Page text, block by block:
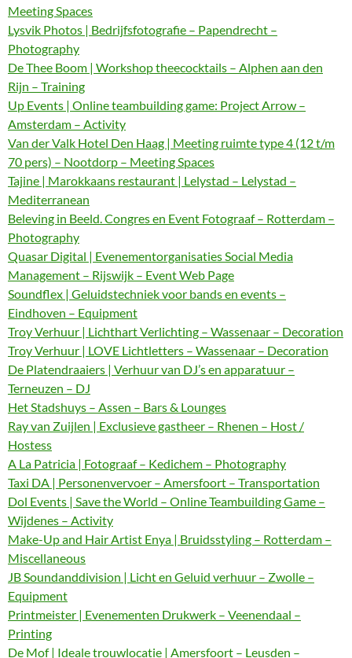
Meeting Spaces
Lysvik Photos | Bedrijfsfotografie – Papendrecht –
Photography
De Thee Boom | Workshop theecocktails – Alphen aan den
Rijn – Training
Up Events | Online teambuilding game: Project Arrow –
Amsterdam – Activity
Van der Valk Hotel Den Haag | Meeting ruimte type 4 (12 t/m
70 pers) – Nootdorp – Meeting Spaces
Tajine | Marokkaans restaurant | Lelystad – Lelystad –
Mediterranean
Beleving in Beeld. Congres en Event Fotograaf – Rotterdam –
Photography
Quasar Digital | Evenementorganisaties Social Media
Management – Rijswijk – Event Web Page
Soundflex | Geluidstechniek voor bands en events –
Eindhoven – Equipment
Troy Verhuur | Lichthart Verlichting – Wassenaar – Decoration
Troy Verhuur | LOVE Lichtletters – Wassenaar – Decoration
De Platendraaiers | Verhuur van DJ’s en apparatuur –
Terneuzen – DJ
Het Stadshuys – Assen – Bars & Lounges
Ray van Zuijlen | Exclusieve gastheer – Rhenen – Host /
Hostess
A La Patricia | Fotograaf – Kedichem – Photography
Taxi DA | Personenvervoer – Amersfoort – Transportation
Dol Events | Save the World – Online Teambuilding Game –
Wijdenes – Activity
Make-Up and Hair Artist Enya | Bruidsstyling – Rotterdam –
Miscellaneous
JB Soundanddivision | Licht en Geluid verhuur – Zwolle –
Equipment
Printmeister | Evenementen Drukwerk – Veenendaal –
Printing
De Mof | Ideale trouwlocatie | Amersfoort – Leusden –